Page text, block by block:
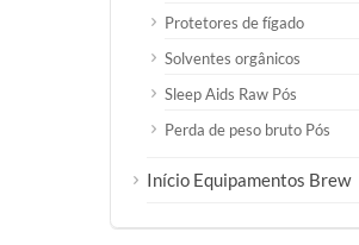
Protetores de fígado
Solventes orgânicos
Sleep Aids Raw Pós
Perda de peso bruto Pós
Início Equipamentos Brew